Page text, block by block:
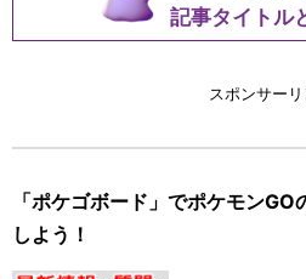
記事タイトル
スポンサーリ
「ポケゴボード」でポケモン
しよう！